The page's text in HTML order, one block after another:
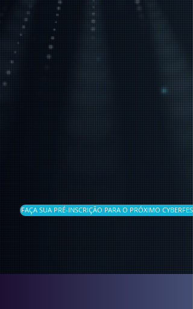
FAÇA SUA PRÉ-INSCRIÇÃO PARA O PRÓXIMO CYBERFEST